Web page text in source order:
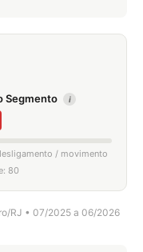
Segmento i
/ movimento
80
RJ • 07/2025 a 06/2026